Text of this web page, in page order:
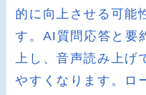
的に向上させる可能
す。AI質問応答と要
上し、音声読み上げ
やすくなります。ロ